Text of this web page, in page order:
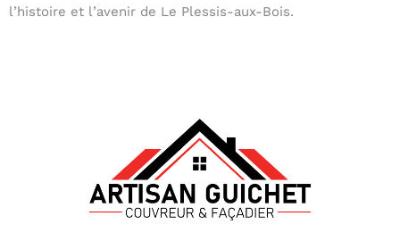
l’histoire et l’avenir de Le Plessis-aux-Bois.